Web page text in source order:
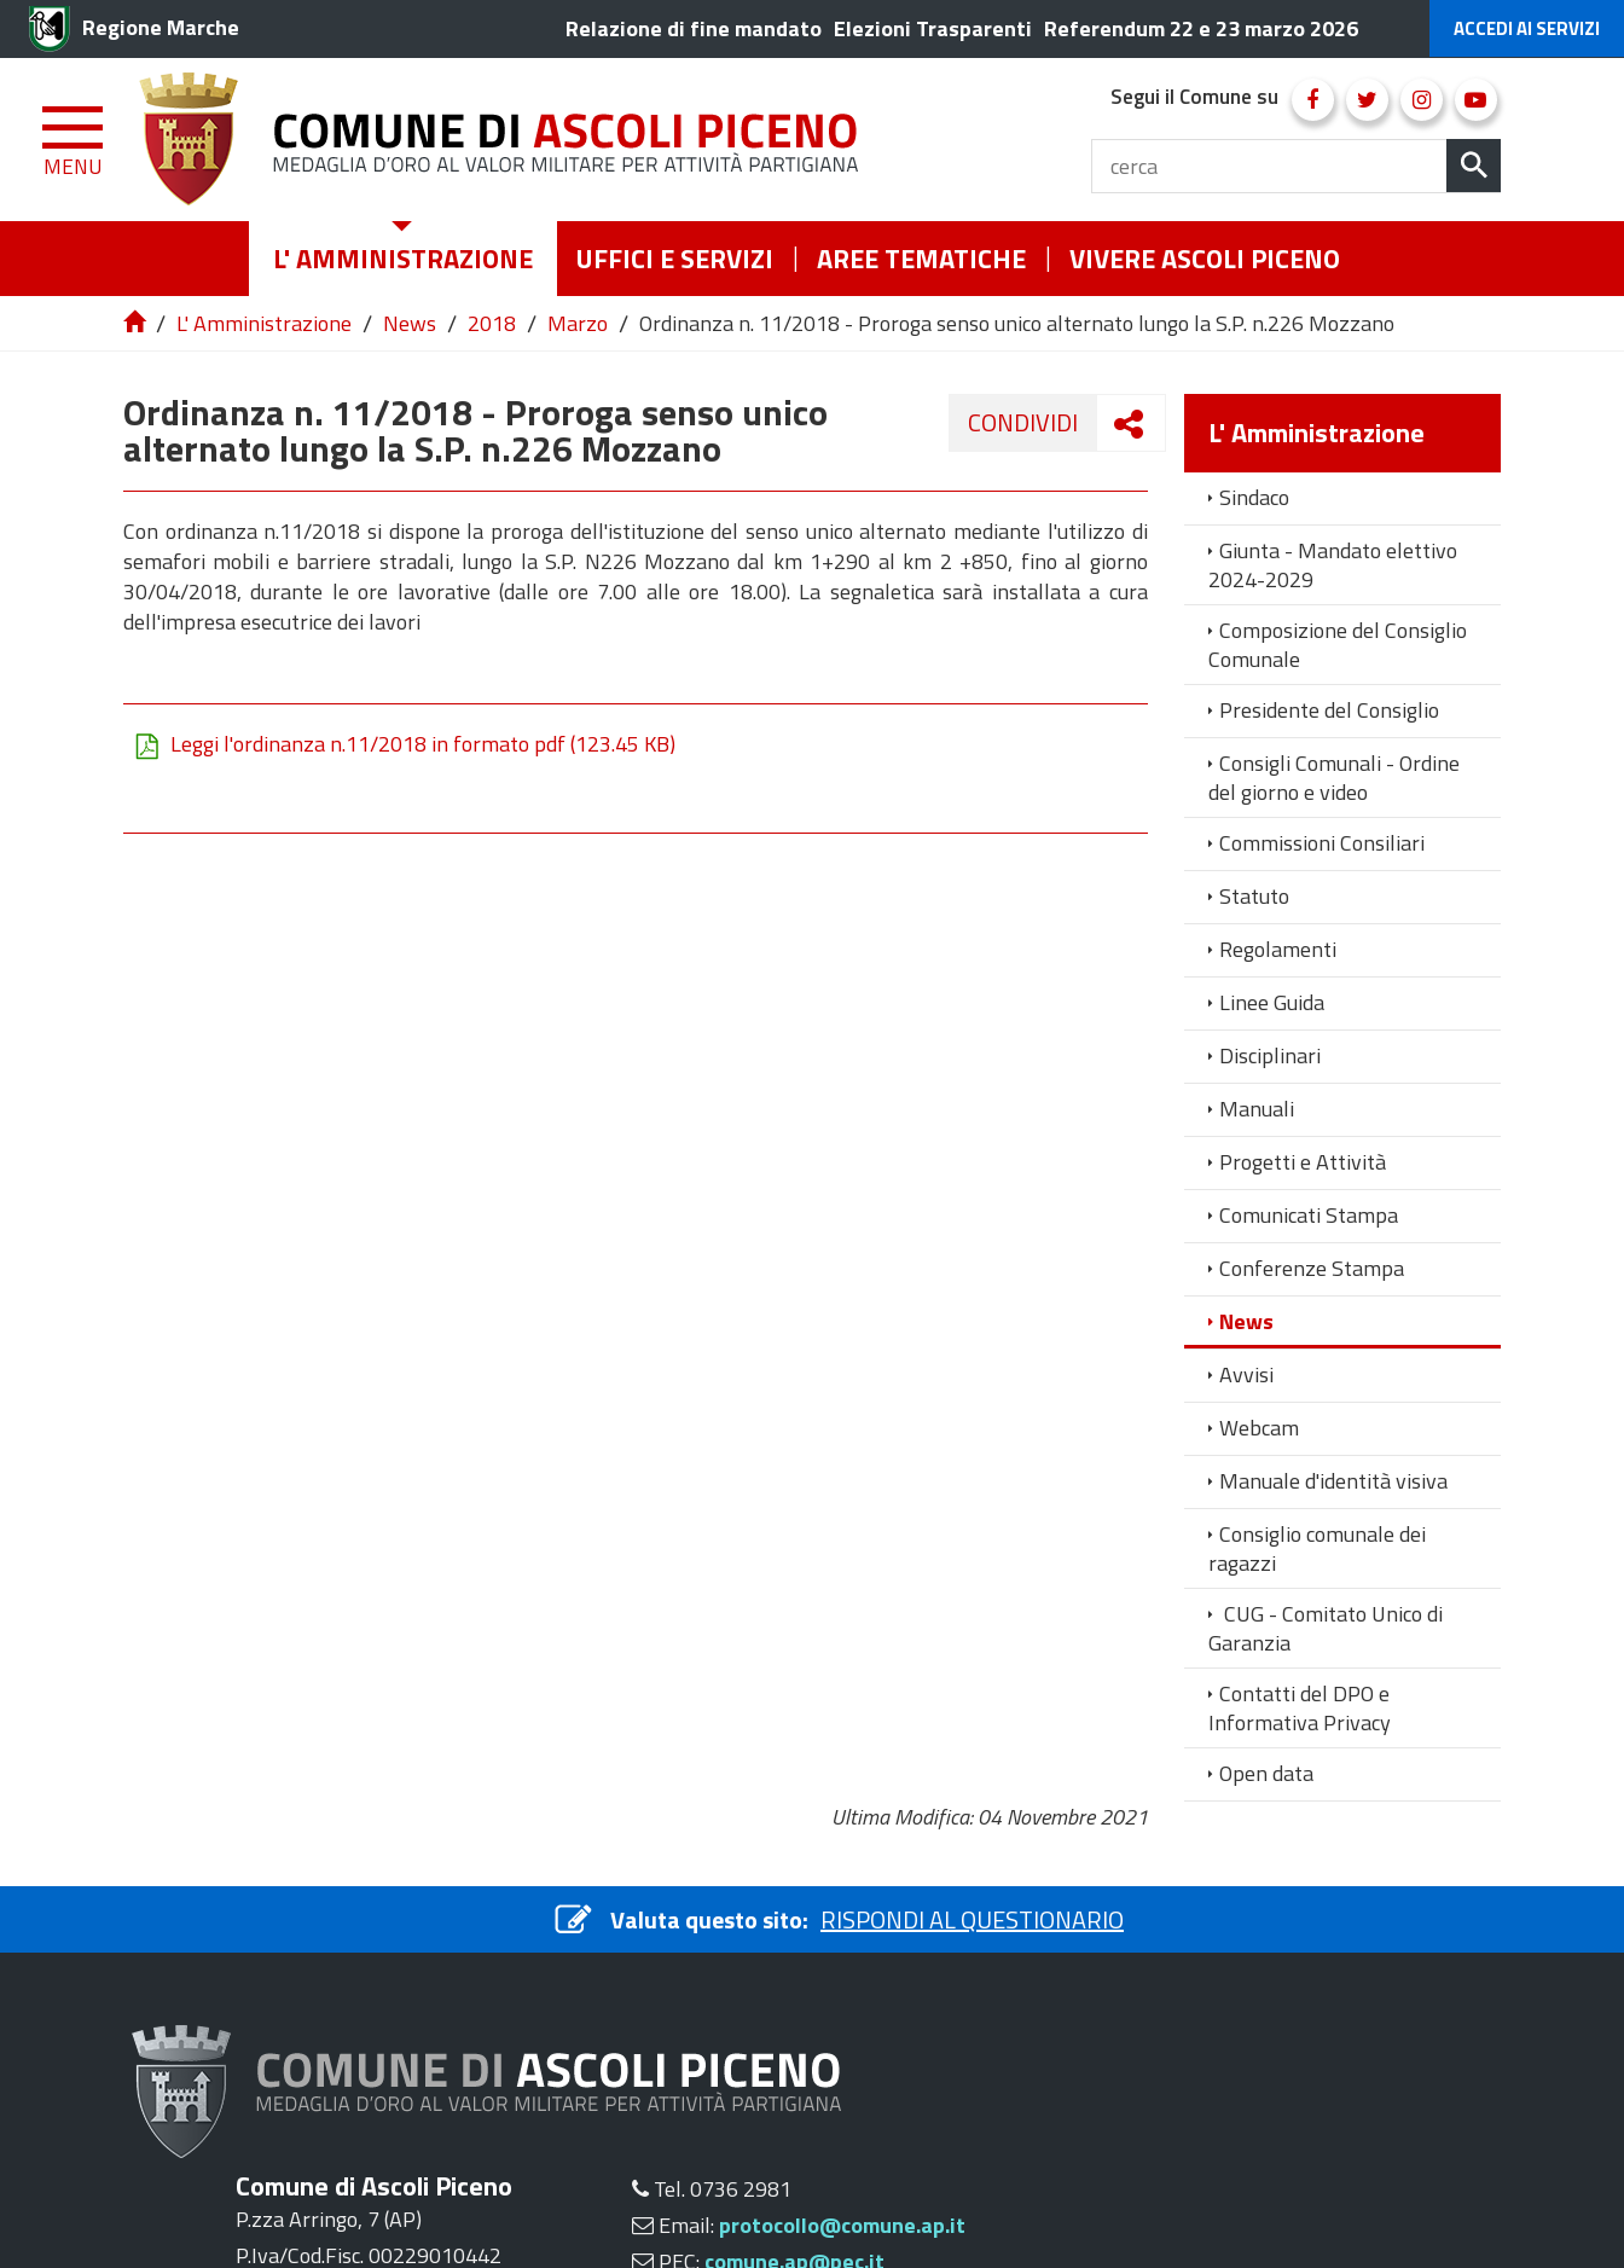
Regione Marche Relazione di fine mandato Elezioni Trasparenti Referendum 22 e 23 marzo 2026 ACCEDI AI SERVIZI
MENU
Segui il Comune su
L' AMMINISTRAZIONE UFFICI E SERVIZI AREE TEMATICHE VIVERE ASCOLI PICENO
/ L' Amministrazione / News / 2018 / Marzo / Ordinanza n. 11/2018 - Proroga senso unico alternato lungo la S.P. n.226 Mozzano
CONDIVIDI
Ordinanza n. 11/2018 - Proroga senso unico
alternato lungo la S.P. n.226 Mozzano
Con ordinanza n.11/2018 si dispone la proroga dell'istituzione del senso unico alternato mediante l'utilizzo di
semafori mobili e barriere stradali, lungo la S.P. N226 Mozzano dal km 1+290 al km 2 +850, fino al giorno
30/04/2018, durante le ore lavorative (dalle ore 7.00 alle ore 18.00). La segnaletica sarà installata a cura
dell'impresa esecutrice dei lavori
Leggi l'ordinanza n.11/2018 in formato pdf(123.45 KB)
L' Amministrazione
Sindaco
Giunta - Mandato elettivo
2024-2029
Composizione del Consiglio
Comunale
Presidente del Consiglio
Consigli Comunali - Ordine
del giorno e video
Commissioni Consiliari
Statuto
Regolamenti
Linee Guida
Disciplinari
Manuali
Progetti e Attività
Comunicati Stampa
Conferenze Stampa
News
Avvisi
Webcam
Manuale d'identità visiva
Consiglio comunale dei
ragazzi
CUG - Comitato Unico di
Garanzia
Contatti del DPO e
Informativa Privacy
Open data
Ultima Modifica: 04 Novembre 2021
Valuta questo sito: RISPONDI AL QUESTIONARIO
Comune di Ascoli Piceno
P.zza Arringo, 7 (AP)
P.Iva/Cod.Fisc. 00229010442
Tel. 0736 2981
Email: protocollo@comune.ap.it
PEC: comune.ap@pec.it